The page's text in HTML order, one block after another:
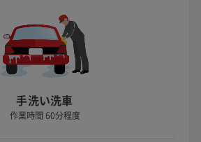
手洗い洗車
作業時間 60分程度